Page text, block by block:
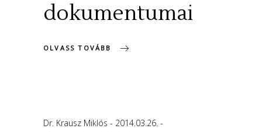
dokumentumai
OLVASS TOVÁBB
Dr. Krausz Miklós 2014.03.26.